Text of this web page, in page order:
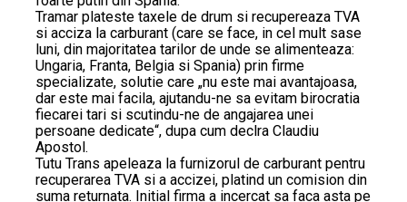
Tramar plateste taxele de drum si recupereaza TVA
si acciza la carburant (care se face, in cel mult sase
luni, din majoritatea tarilor de unde se alimenteaza:
Ungaria, Franta, Belgia si Spania) prin firme
specializate, solutie care „nu este mai avantajoasa,
dar este mai facila, ajutandu-ne sa evitam birocratia
fiecarei tari si scutindu-ne de angajarea unei
persoane dedicate“, dupa cum declra Claudiu
Apostol.
Tutu Trans apeleaza la furnizorul de carburant pentru
recuperarea TVA si a accizei, platind un comision din
suma returnata. Initial firma a incercat sa faca asta pe